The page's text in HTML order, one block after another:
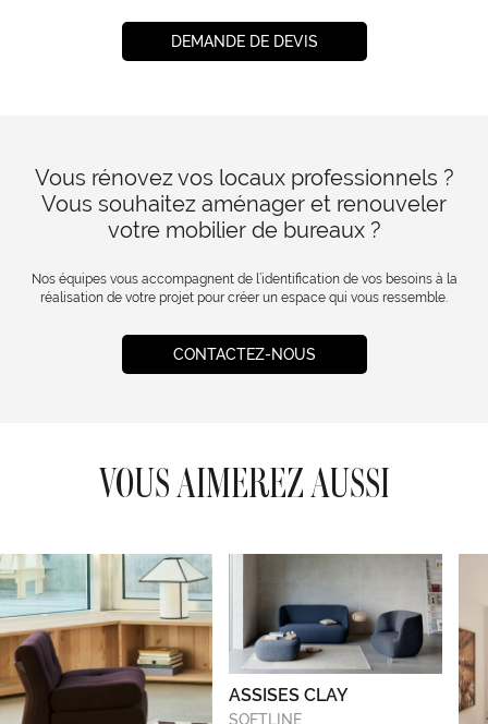
DEMANDE DE DEVIS
Vous rénovez vos locaux professionnels ?
Vous souhaitez aménager et renouveler
votre mobilier de bureaux ?
Nos équipes vous accompagnent de l’identification de vos besoins à la
réalisation de votre projet pour créer un espace qui vous ressemble.
CONTACTEZ-NOUS
VOUS AIMEREZ AUSSI
ASSISES CLAY
SOFTLINE